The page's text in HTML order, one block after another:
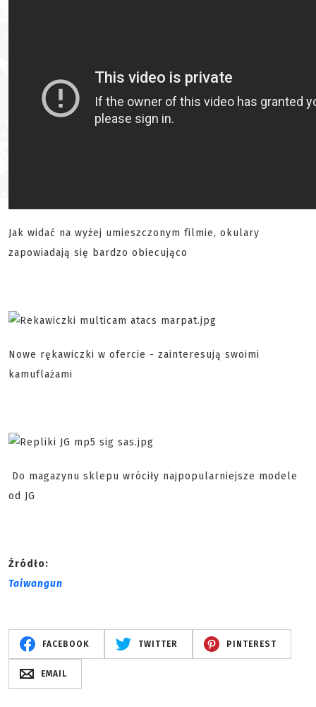
Jak widać na wyżej umieszczonym filmie, okulary
zapowiadają się bardzo obiecująco
Nowe rękawiczki w ofercie - zainteresują swoimi
kamuflażami
Do magazynu sklepu wróciły najpopularniejsze modele
od JG
Źródło:
Taiwangun
FACEBOOK TWITTER PINTEREST
EMAIL